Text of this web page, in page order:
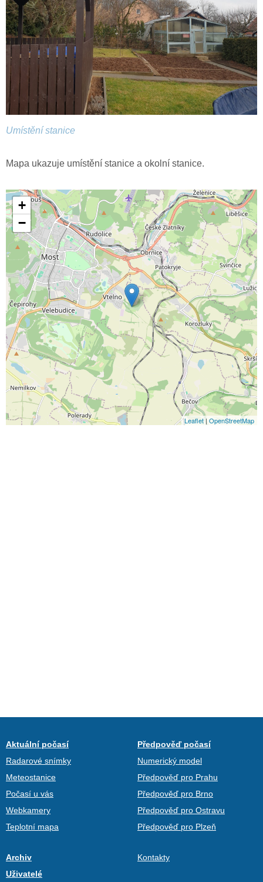
Umístění stanice
Mapa ukazuje umístění stanice a okolní stanice.
+
−
Leaflet | OpenStreetMap
Aktuální počasí
Radarové snímky
Meteostanice
Počasí u vás
Webkamery
Teplotní mapa
Předpověď počasí
Numerický model
Předpověď pro Prahu
Předpověď pro Brno
Předpověď pro Ostravu
Předpověď pro Plzeň
Archiv
Uživatelé
Kontakty